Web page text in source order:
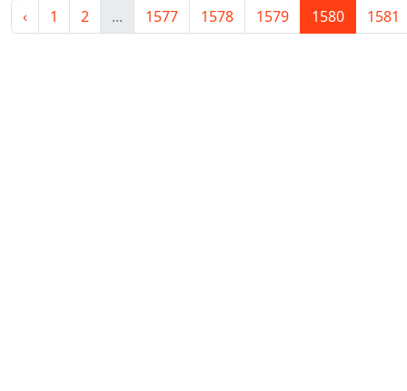
‹ 1 2 ... 1577 1578 1579 1580 1581